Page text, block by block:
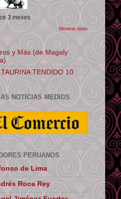
3 meses.
Mostrar todo
y Más (de Magaly
TAURINA TENDIDO 10
NOTICIAS MEDIOS
PERUANOS
de Lima
Roca Rey